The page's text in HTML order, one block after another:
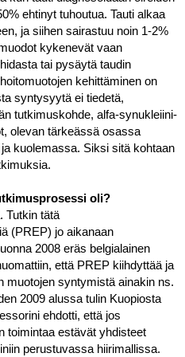
ehtinyt tuhoutua. Tauti alkaa
ja siihen sairastuu noin 1-2%
kykenevät vaan
tai pysäytä taudin
kehittäminen on
syntysyytä ei tiedetä,
tutkimuskohde, alfa-synukleiini-
olevan tärkeässä osassa
kuolemassa. Siksi sitä kohtaan
oli?
Tutkin tätä
(PREP) jo aikanaan
2008 eräs belgialainen
että PREP kiihdyttää ja
muotojen syntymistä ainakin ns.
2009 alussa tulin Kuopiosta
ehdotti, että jos
toimintaa estävät yhdisteet
perustuvassa hiirimallissa.